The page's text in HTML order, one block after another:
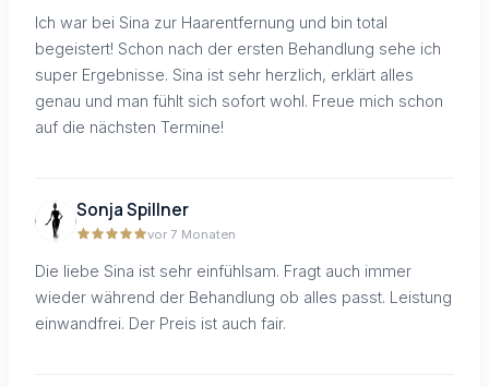
Ich war bei Sina zur Haarentfernung und bin total
begeistert! Schon nach der ersten Behandlung sehe ich
super Ergebnisse. Sina ist sehr herzlich, erklärt alles
genau und man fühlt sich sofort wohl. Freue mich schon
auf die nächsten Termine!
Sonja Spillner
vor 7 Monaten
Die liebe Sina ist sehr einfühlsam. Fragt auch immer
wieder während der Behandlung ob alles passt. Leistung
einwandfrei. Der Preis ist auch fair.